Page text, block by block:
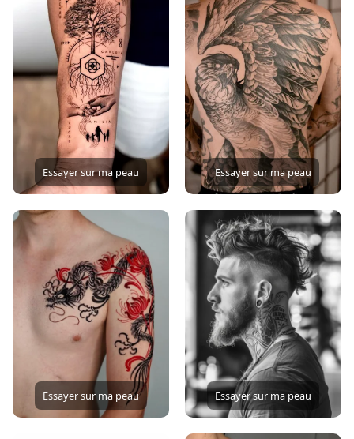
Essayer sur ma peau Essayer sur ma peau
Essayer sur ma peau Essayer sur ma peau